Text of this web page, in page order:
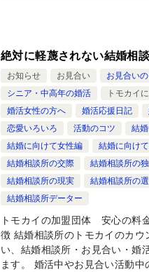
絶対に軽蔑されない結婚相
お知らせ お見合い
お見合い
シニア・中高年の婚活
トモカイ
婚活女性の方へ
婚活応援日記
恋愛いろいろ
活動のコツ
結
結婚に向けて女性編
結婚に向け
結婚相談所の交際
結婚相談所の
結婚相談所の現実
結婚相談所の
結婚相談所データー
トモカイの加盟団体 安心の料
徴 結婚相談所のトモカイのカウ
い、結婚相談所・お見合い・婚
ます。 婚活中やお見合い活動